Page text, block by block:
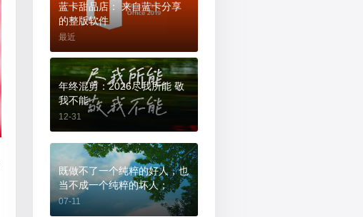
蓝卡甜品店： 来自蓝卡分享
的整版软件
最近
年终混剪：2026尽我所能 敬
我不能
12-31
既做不了一个纯粹的好人，也
当不成一个纯粹的坏人；
07-11